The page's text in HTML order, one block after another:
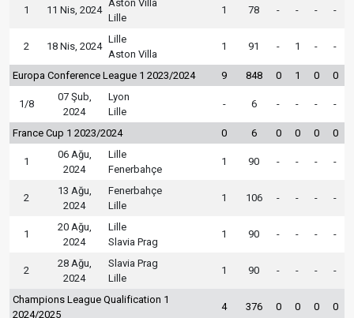
1 11 Nis, 2024
Aston Villa
Lille
1 78 - - - -
2 18 Nis, 2024
Lille
Aston Villa
1 91 - 1 - -
Europa Conference League 1 2023/2024 9 848 0 1 0 0
1/8
07 Şub,
2024
Lyon
Lille
- 6 - - - -
France Cup 1 2023/2024 0 6 0 0 0 0
1
06 Ağu,
2024
Lille
Fenerbahçe
1 90 - - - -
2
13 Ağu,
2024
Fenerbahçe
Lille
1 106 - - - -
1
20 Ağu,
2024
Lille
Slavia Prag
1 90 - - - -
2
28 Ağu,
2024
Slavia Prag
Lille
1 90 - - - -
Champions League Qualification 1
2024/2025
4 376 0 0 0 0